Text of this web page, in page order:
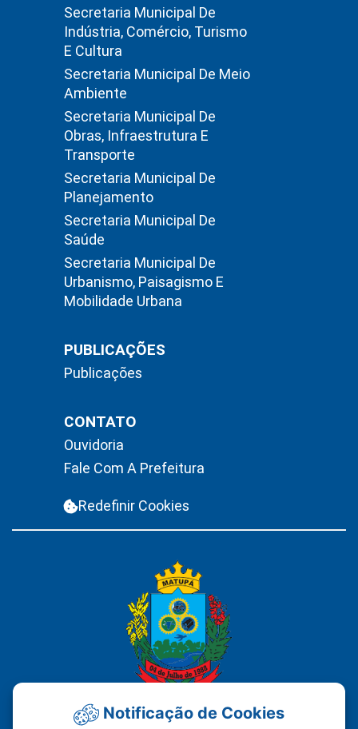
Secretaria Municipal De
Indústria, Comércio, Turismo
E Cultura
Secretaria Municipal De Meio
Ambiente
Secretaria Municipal De
Obras, Infraestrutura E
Transporte
Secretaria Municipal De
Planejamento
Secretaria Municipal De
Saúde
Secretaria Municipal De
Urbanismo, Paisagismo E
Mobilidade Urbana
PUBLICAÇÕES
Publicações
CONTATO
Ouvidoria
Fale Com A Prefeitura
Redefinir Cookies
Notificação de Cookies